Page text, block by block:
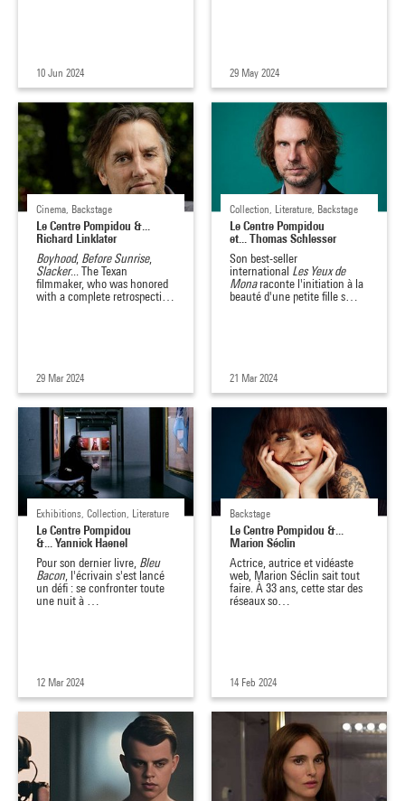
10 Jun 2024 29 May 2024
Cinema, Backstage
Le Centre Pompidou &...
Richard Linklater
Boyhood, Before Sunrise,
Slacker... The Texan
filmmaker, who was honored
with a complete retrospecti…
29 Mar 2024
Collection, Literature, Backstage
Le Centre Pompidou
et... Thomas Schlesser
Son best-seller
international Les Yeux de
Monaraconte l'initiation à la
beauté d'une petite fille s…
21 Mar 2024
Exhibitions, Collection, Literature
Le Centre Pompidou
&... Yannick Haenel
Pour son dernier livre, Bleu
Bacon , l'écrivain s'est lancé
un défi : se confronter toute
une nuit à …
12 Mar 2024
Backstage
Le Centre Pompidou &...
Marion Séclin
Actrice, autrice et vidéaste
web, Marion Séclin sait tout
faire. À 33 ans, cette star des
réseaux so…
14 Feb 2024